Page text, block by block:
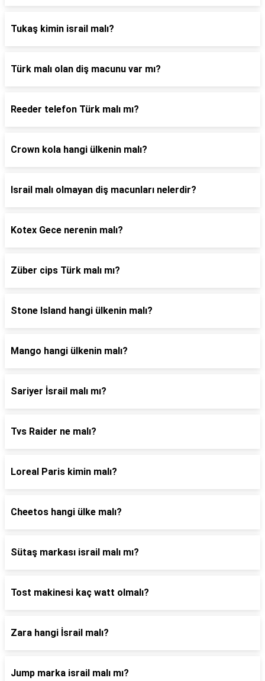
Tukaş kimin israil malı?
Türk malı olan diş macunu var mı?
Reeder telefon Türk malı mı?
Crown kola hangi ülkenin malı?
Israil malı olmayan diş macunları nelerdir?
Kotex Gece nerenin malı?
Züber cips Türk malı mı?
Stone Island hangi ülkenin malı?
Mango hangi ülkenin malı?
Sariyer İsrail malı mı?
Tvs Raider ne malı?
Loreal Paris kimin malı?
Cheetos hangi ülke malı?
Sütaş markası israil malı mı?
Tost makinesi kaç watt olmalı?
Zara hangi İsrail malı?
Jump marka israil malı mı?